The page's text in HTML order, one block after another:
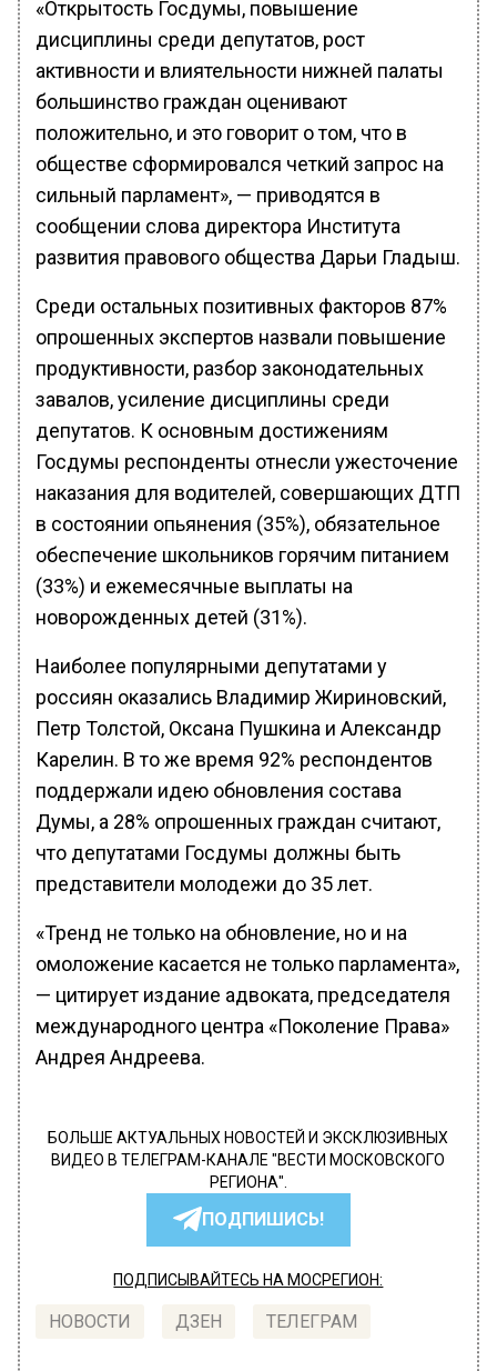
«Открытость Госдумы, повышение
дисциплины среди депутатов, рост
активности и влиятельности нижней палаты
большинство граждан оценивают
положительно, и это говорит о том, что в
обществе сформировался четкий запрос на
сильный парламент», — приводятся в
сообщении слова директора Института
развития правового общества Дарьи Гладыш.
Среди остальных позитивных факторов 87%
опрошенных экспертов назвали повышение
продуктивности, разбор законодательных
завалов, усиление дисциплины среди
депутатов. К основным достижениям
Госдумы респонденты отнесли ужесточение
наказания для водителей, совершающих ДТП
в состоянии опьянения (35%), обязательное
обеспечение школьников горячим питанием
(33%) и ежемесячные выплаты на
новорожденных детей (31%).
Наиболее популярными депутатами у
россиян оказались Владимир Жириновский,
Петр Толстой, Оксана Пушкина и Александр
Карелин. В то же время 92% респондентов
поддержали идею обновления состава
Думы, а 28% опрошенных граждан считают,
что депутатами Госдумы должны быть
представители молодежи до 35 лет.
«Тренд не только на обновление, но и на
омоложение касается не только парламента»,
— цитирует издание адвоката, председателя
международного центра «Поколение Права»
Андрея Андреева.
БОЛЬШЕ АКТУАЛЬНЫХ НОВОСТЕЙ И ЭКСКЛЮЗИВНЫХ
ВИДЕО В ТЕЛЕГРАМ-КАНАЛЕ "ВЕСТИ МОСКОВСКОГО
РЕГИОНА".
ПОДПИШИСЬ!
ПОДПИСЫВАЙТЕСЬ НА МОСРЕГИОН:
НОВОСТИ ДЗЕН ТЕЛЕГРАМ